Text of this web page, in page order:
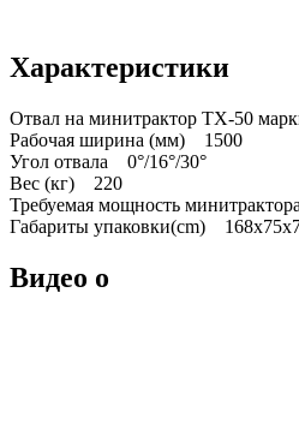
Характеристики
Отвал на минитрактор TX-50
Рабочая ширина (мм) 1500
Угол отвала 0°/16°/30°
Вес (кг) 220
Требуемая мощность
Габариты упаковки(cm)
Видео о